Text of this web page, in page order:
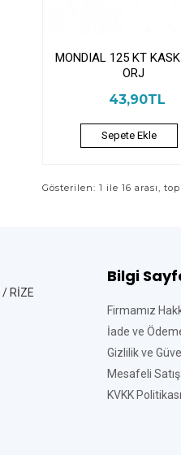
MONDIAL 125 KT
ORJ
43,90TL
Sepete Ekle
Gösterilen: 1 ile 16 arası,
RİZE
Bilgi
Firmamız
İade ve
Gizlilik ve
Mesafeli
KVKK Politikası